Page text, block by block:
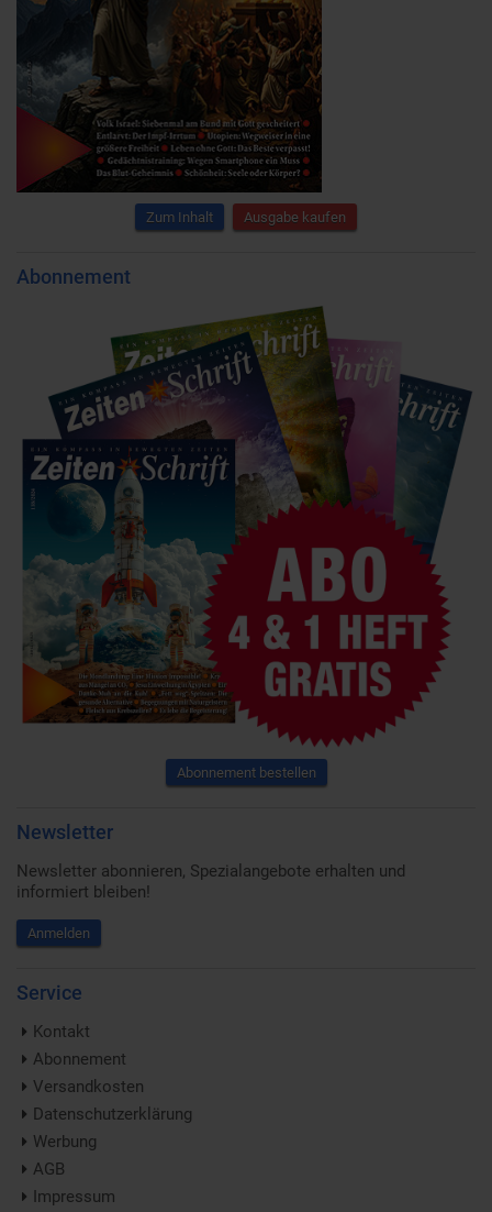
Zum Inhalt Ausgabe kaufen
Abonnement
Abonnement bestellen
Newsletter
Newsletter abonnieren, Spezialangebote erhalten und
informiert bleiben!
Anmelden
Service
Kontakt
Abonnement
Versandkosten
Datenschutzerklärung
Werbung
AGB
Impressum